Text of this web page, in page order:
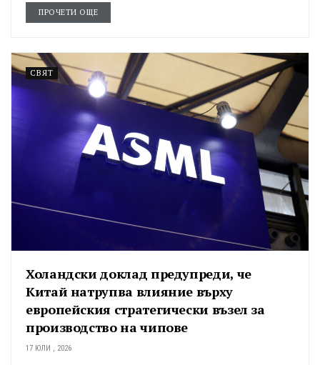
ПРОЧЕТИ ОЩЕ
СВЯТ
Холандски доклад предупреди, че
Китай натрупва влияние върху
европейския стратегически възел за
производство на чипове
17 ЮЛИ , 2026